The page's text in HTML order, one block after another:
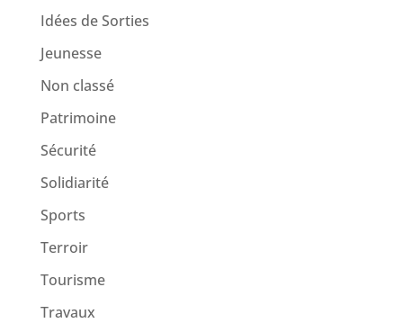
Idées de Sorties
Jeunesse
Non classé
Patrimoine
Sécurité
Solidiarité
Sports
Terroir
Tourisme
Travaux